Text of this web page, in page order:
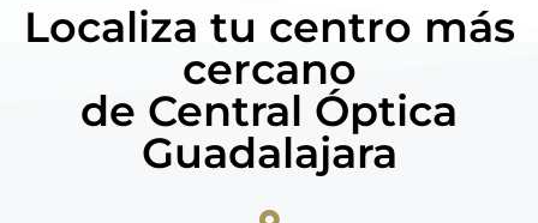
Localiza tu centro más
cercano
de Central Óptica
Guadalajara